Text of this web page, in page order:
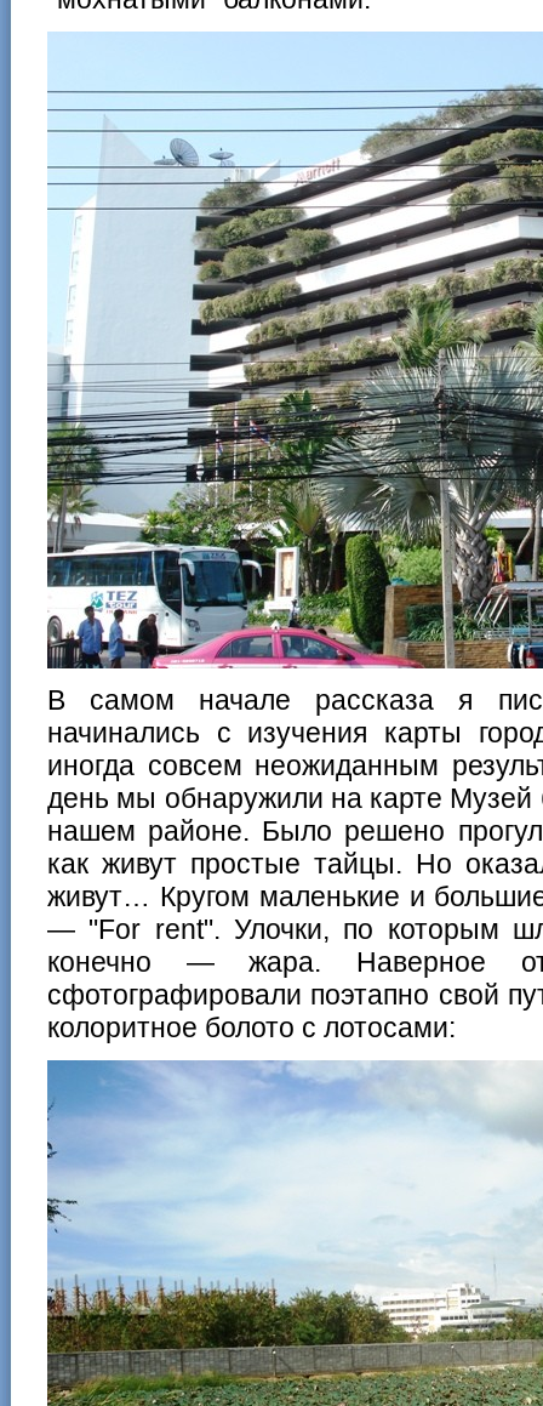
В самом начале рассказа я
начинались с изучения карты
иногда совсем неожиданным
день мы обнаружили на карте Музей
нашем районе. Было решено
как живут простые тайцы. Но
живут… Кругом маленькие и
— "For rent". Улочки, по которым
конечно — жара.
сфотографировали поэтапно свой
колоритное болото с лотосами: